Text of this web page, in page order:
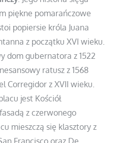
piękne pomarańczowe
popiersie króla Juana
z początku XVI wieku.
dom gubernatora z 1522
ratusz z 1568
Corregidor z XVII wieku.
jest Kościół
z czerwonego
mieszczą się klasztory z